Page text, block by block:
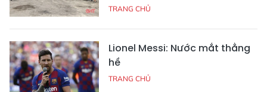
TRANG CHỦ
Lionel Messi: Nước mắt thằng
hề
TRANG CHỦ